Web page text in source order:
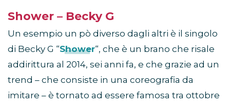
Shower – Becky G
Un esempio un pò diverso dagli altri è il singolo
di Becky G “Shower“, che è un brano che risale
addirittura al 2014, sei anni fa, e che grazie ad un
trend – che consiste in una coreografia da
imitare – è tornato ad essere famosa tra ottobre